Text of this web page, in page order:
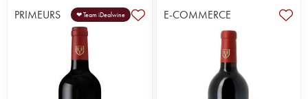
lasciato un'impronta indelebile nella tenuta che
porta il suo nome. A lui si deve l’introduzione dei
portainnesti, che hanno contribuito a porre fine
alle devastazioni della fillossera. Situato in
posizione ideale sull'altopiano di Saint-Émilion, a
un'altitudine compresa tra i 75 e i 100 metri sul
livello del mare, il vigneto Pavie Macquin si
PRIMEURS ❤ Team iDealwine E-COMMERCE